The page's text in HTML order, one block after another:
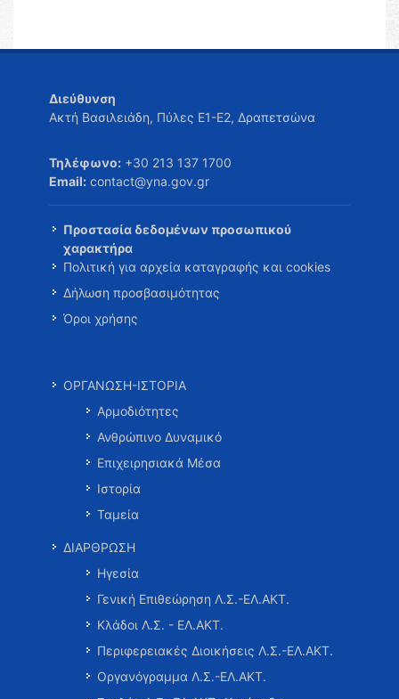
Διεύθυνση
Ακτή Βασιλειάδη, Πύλες Ε1-Ε2, Δραπετσώνα
Τηλέφωνο: +30 213 137 1700
Email: contact@yna.gov.gr
Προστασία δεδομένων προσωπικού
χαρακτήρα
Πολιτική για αρχεία καταγραφής και cookies
Δήλωση προσβασιμότητας
Όροι χρήσης
ΟΡΓΑΝΩΣΗ-ΙΣΤΟΡΙΑ
Αρμοδιότητες
Ανθρώπινο Δυναμικό
Επιχειρησιακά Μέσα
Ιστορία
Ταμεία
ΔΙΑΡΘΡΩΣΗ
Ηγεσία
Γενική Επιθεώρηση Λ.Σ.-ΕΛ.ΑΚΤ.
Κλάδοι Λ.Σ. - ΕΛ.ΑΚΤ.
Περιφερειακές Διοικήσεις Λ.Σ.-ΕΛ.ΑΚΤ.
Οργανόγραμμα Λ.Σ.-ΕΛ.ΑΚΤ.